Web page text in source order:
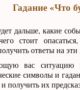
Гадание «Что
дальше, какие
стоит
ответы на
вас ситуацию
символы и
и получить их